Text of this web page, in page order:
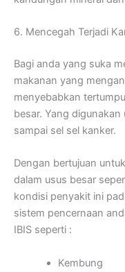
6. Mencegah Terjadi
Bagi anda yang suka
makanan yang
menyebabkan
besar. Yang
sampai sel sel kanker.
Dengan bertujuan
dalam usus besar
kondisi penyakit ini
sistem pencernaan
IBIS seperti :
Kembung